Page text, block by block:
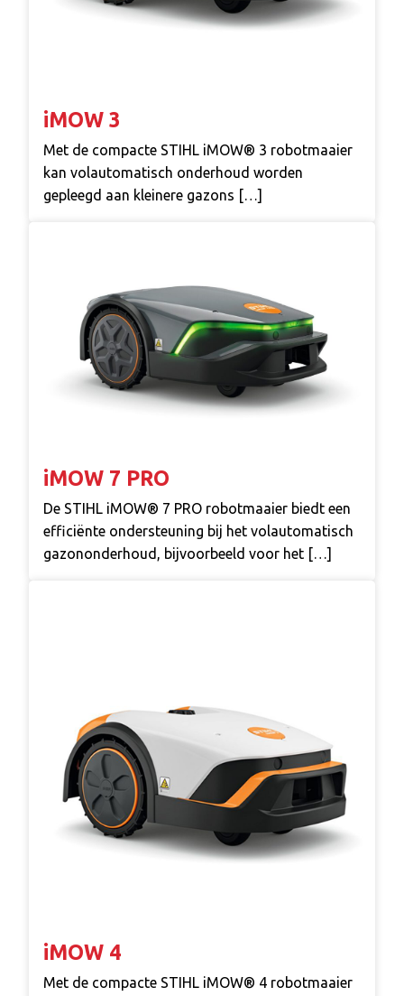
iMOW 3
Met de compacte STIHL iMOW® 3 robotmaaier
kan volautomatisch onderhoud worden
gepleegd aan kleinere gazons […]
iMOW 7 PRO
De STIHL iMOW® 7 PRO robotmaaier biedt een
efficiënte ondersteuning bij het volautomatisch
gazononderhoud, bijvoorbeeld voor het […]
iMOW 4
Met de compacte STIHL iMOW® 4 robotmaaier